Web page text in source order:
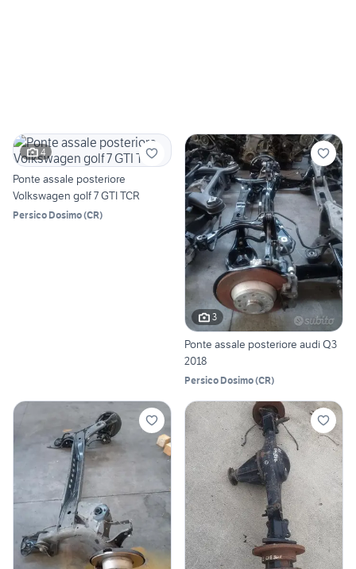
4
Ponte assale posteriore
Volkswagen golf 7 GTI TCR
Persico Dosimo(CR)
3
Ponte assale posteriore audi Q3
2018
Persico Dosimo(CR)